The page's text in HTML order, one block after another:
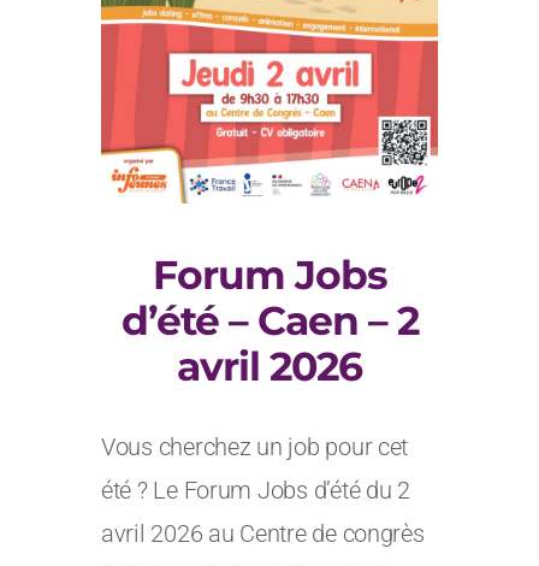
Forum Jobs
d’été – Caen – 2
avril 2026
Vous cherchez un job pour cet
été ? Le Forum Jobs d’été du 2
avril 2026 au Centre de congrès